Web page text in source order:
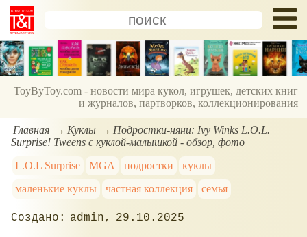
ToyByToy.com - новости мира кукол, игрушек, детских книг
и журналов, партворков, коллекционирования
Главная Куклы
Подростки-няни: Ivy Winks L.O.L.
Surprise! Tweens с куклой-малышкой - обзор, фото
L.O.L Surprise
MGA подростки
куклы
маленькие куклы
частная коллекция семья
admin 29.10.2025